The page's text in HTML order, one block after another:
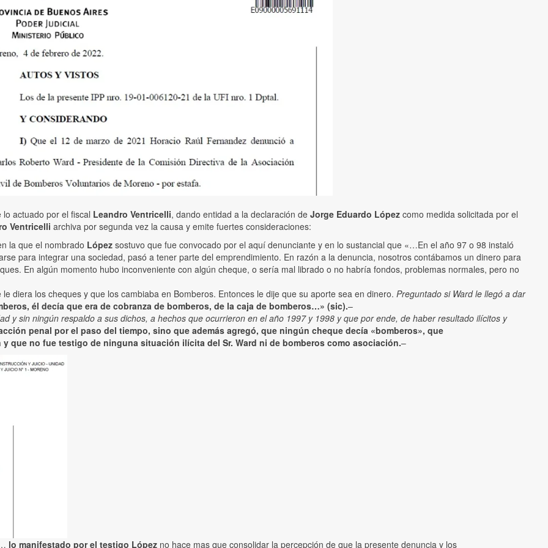
actuado por el fiscal Leandro Ventricelli, dando entidad a la declaración de Jorge Eduardo López como medida solicitada por el
Ventricelli archiva por segunda vez la causa y emite fuertes consideraciones:
la que el nombrado López sostuvo que fue convocado por el aquí denunciante y en lo sustancial que «…En el año 97 o 98 instaló
para integrar una sociedad, pasó a tener parte del emprendimiento. En razón a la denuncia, nosotros contábamos un dinero para
En algún momento hubo inconveniente con algún cheque, o sería mal librado o no habría fondos, problemas normales, pero no
diera los cheques y que los cambiaba en Bomberos. Entonces le dije que su aporte sea en dinero. Preguntado si Ward le llegó a dar
él decía que era de cobranza de bomberos, de la caja de bomberos…» (sic).–
y sin ningún respaldo a sus dichos, a hechos que ocurrieron en el año 1997 y 1998 y que por ende, de haber resultado ilícitos y
penal por el paso del tiempo, sino que además agregó, que ningún cheque decía «bomberos», que
que no fue testigo de ninguna situación ilícita del Sr. Ward ni de bomberos como asociación.–
lo manifestado por el testigo López no hace mas que consolidar la percepción de que la presente denuncia y los